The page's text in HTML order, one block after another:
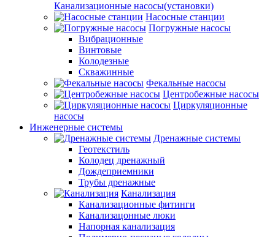
Канализационные насосы(установки)
Насосные станции
Погружные насосы
Вибрационные
Винтовые
Колодезные
Скважинные
Фекальные насосы
Центробежные насосы
Циркуляционные
насосы
Инженерные системы
Дренажные системы
Геотекстиль
Колодец дренажный
Дождеприемники
Трубы дренажные
Канализация
Канализационные фитинги
Канализацонные люки
Напорная канализация